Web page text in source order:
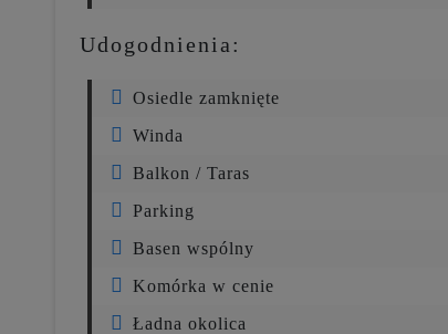
Udogodnienia:
Osiedle zamknięte
Winda
Balkon / Taras
Parking
Basen wspólny
Komórka w cenie
Ładna okolica